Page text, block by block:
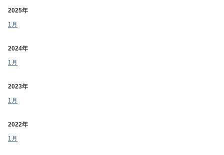
2025年
1月
2024年
1月
2023年
1月
2022年
1月